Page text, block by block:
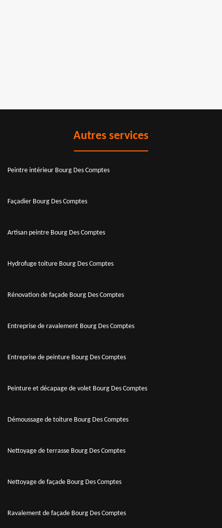
Autres services
Peintre intérieur Bourg Des Comptes
Façadier Bourg Des Comptes
Artisan peintre Bourg Des Comptes
Hydrofuge toiture Bourg Des Comptes
Rénovation de façade Bourg Des Comptes
Entreprise de ravalement Bourg Des Comptes
Entreprise de peinture Bourg Des Comptes
Peinture et décapage de volet Bourg Des Comptes
Démoussage de toiture Bourg Des Comptes
Nettoyage de terrasse Bourg Des Comptes
Nettoyage de façade Bourg Des Comptes
Ravalement de façade Bourg Des Comptes